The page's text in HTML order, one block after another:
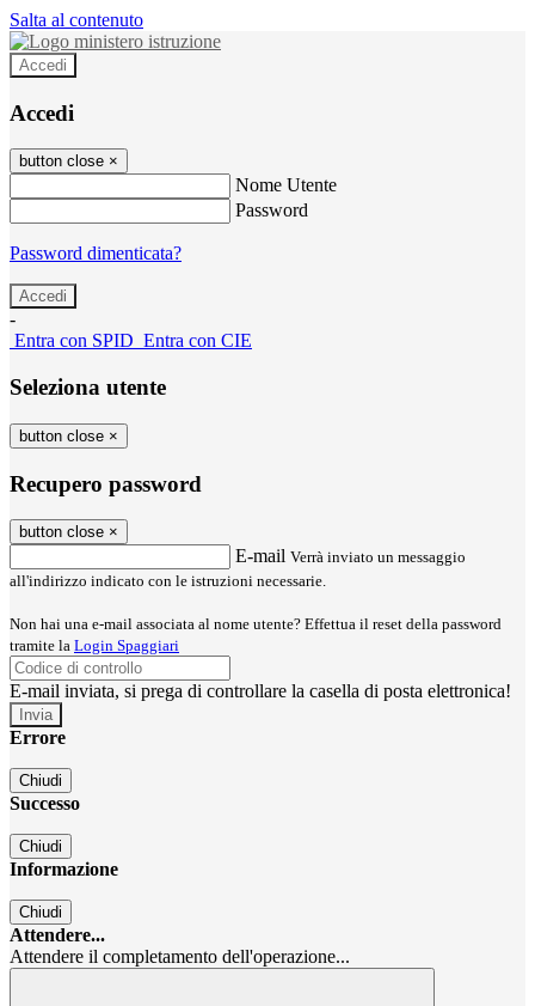
Salta al contenuto
Accedi
Accedi
button close ×
Nome Utente
Password
Password dimenticata?
-
Entra con SPID Entra con CIE
Seleziona utente
button close ×
Recupero password
button close ×
E-mail Verrà inviato un messaggio
all'indirizzo indicato con le istruzioni necessarie.
Non hai una e-mail associata al nome utente? Effettua il reset della password
tramite la Login Spaggiari
E-mail inviata, si prega di controllare la casella di posta elettronica!
Errore
Chiudi
Successo
Chiudi
Informazione
Chiudi
Attendere...
Attendere il completamento dell'operazione...